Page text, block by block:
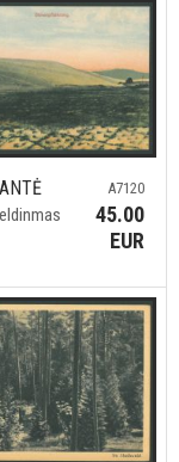
A7120
45.00
EUR